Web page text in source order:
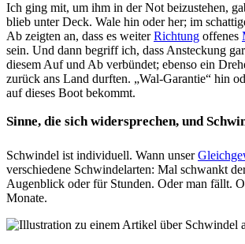
Ich ging mit, um ihm in der Not beizustehen,
blieb unter Deck. Wale hin oder her; im
Ab zeigten an, dass es weiterRichtung offenes
sein. Und dann begriff ich, dass Ansteckung
diesem Auf und Ab verbündet; ebenso ein
zurück ans Land durften. „Wal-Garantie“ hin
auf dieses Boot bekommt.
Sinne, die sich widersprechen, und
Schwindel ist individuell. Wann unser
verschiedene Schwindelarten: Mal schwankt
Augenblick oder für Stunden. Oder man fällt.
Monate.